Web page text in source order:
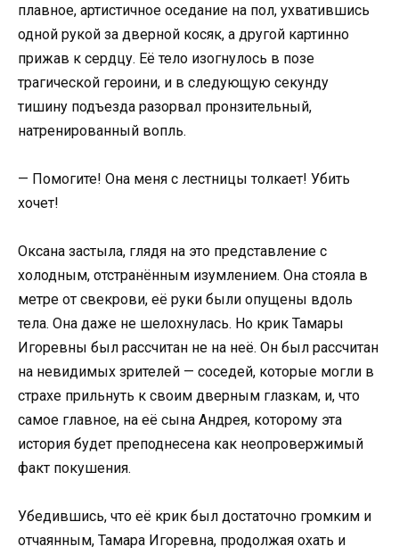
плавное, артистичное оседание на пол, ухватившись
одной рукой за дверной косяк, а другой картинно
прижав к сердцу. Её тело изогнулось в позе
трагической героини, и в следующую секунду
тишину подъезда разорвал пронзительный,
натренированный вопль.
— Помогите! Она меня с лестницы толкает! Убить
хочет!
Оксана застыла, глядя на это представление с
холодным, отстранённым изумлением. Она стояла в
метре от свекрови, её руки были опущены вдоль
тела. Она даже не шелохнулась. Но крик Тамары
Игоревны был рассчитан не на неё. Он был рассчитан
на невидимых зрителей — соседей, которые могли в
страхе прильнуть к своим дверным глазкам, и, что
самое главное, на её сына Андрея, которому эта
история будет преподнесена как неопровержимый
факт покушения.
Убедившись, что её крик был достаточно громким и
отчаянным, Тамара Игоревна, продолжая охать и